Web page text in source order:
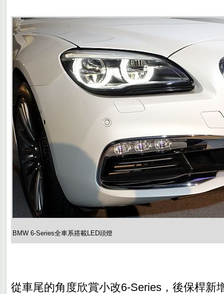
BMW 6-Series全車系搭載LED頭燈
從車尾的角度欣賞小改6-Series，後保桿新